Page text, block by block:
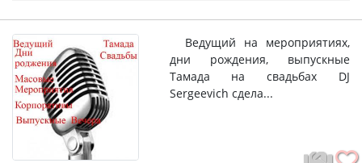
Ведущий на мероприятиях,
дни рождения, выпускные
Тамада на свадьбах DJ
Sergeevich сдела...